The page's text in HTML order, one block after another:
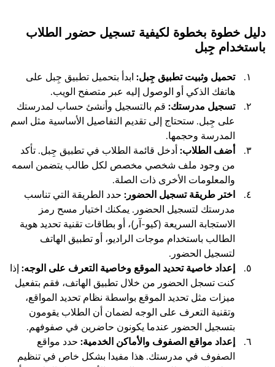
دليل خطوة بخطوة لكيفية تسجيل حضور الطلاب
باستخدام جِبل
تحميل وثبيت تطبيق جِبل: ابدأ بتحميل تطبيق جِبل على
هاتفك الذكي أو الوصول إليه عبر متصفح الويب.
تسجيل مدرستك: قم بالتسجيل وأنشئ حساب لمدرستك
على جِبل. ستحتاج إلى تقديم التفاصيل الأساسية مثل اسم
المدرسة وحجمها.
أضف الطلاب:أدخل قائمة الطلاب في تطبيق جِبل. تأكد
من وجود ملف شخصي مخصص لكل طالب يتضمن اسمه
والمعلومات الأخرى ذات الصلة.
اختر طريقة تسجيل الحضور: حدد الطريقة التي تناسب
مدرستك لتسجيل الحضور. يمكنك اختيار مسح رمز
الاستجابة السريعة (كيو-آر)، أو بطاقات تقنية تحديد هوية
الطالب باستخدام موجات الراديو، أو تطبيق الهاتف
لتسجيل الحضور.
إعداد خاصية تحديد الموقع وخاصية التعرف على الوجه:إذا
كنت تسجل الحضور من خلال تطبيق الهاتف، فقم بتفعيل
ميزات مثل تحديد الموقع بواسطة نظام تحديد المواقع،
وتقنية التعرف على الوجه لضمان أن الطلاب يقومون
بتسجيل الحضور عندما يكونون حاضرين في صفوفهم.
إعداد مواقع الصفوف والأماكن الخدمية: حدد مواقع
الصفوف في مدرستك. هذا مفيدا بشكل خاص في تنظيم